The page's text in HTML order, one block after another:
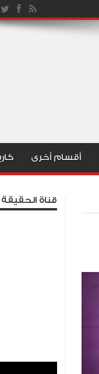
أقسام أخرى
قناة الحقيقة